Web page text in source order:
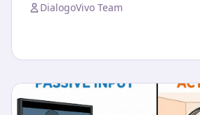
DialogoVivo Team